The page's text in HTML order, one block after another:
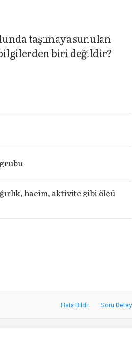
taşımaya sunulan
biri değildir?
hacim, aktivite gibi ölçü
Hata Bildir Soru Detay